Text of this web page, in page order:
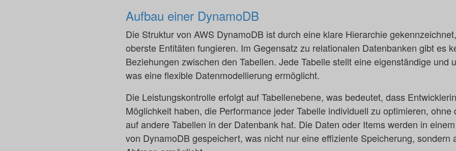
Aufbau einer DynamoDB
Die Struktur von AWS DynamoDB ist durch eine klare Hierarchie
oberste Entitäten fungieren. Im Gegensatz zu relationalen Datenbanken gibt es
Beziehungen zwischen den Tabellen. Jede Tabelle stellt eine eigenständige und
was eine flexible Datenmodellierung ermöglicht.
Die Leistungskontrolle erfolgt auf Tabellenebene, was bedeutet, dass
Möglichkeit haben, die Performance jeder Tabelle individuell zu optimieren,
auf andere Tabellen in der Datenbank hat. Die Daten oder Items werden in
von DynamoDB gespeichert, was nicht nur eine effiziente Speicherung, sondern